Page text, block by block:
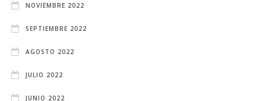
NOVIEMBRE 2022
SEPTIEMBRE 2022
AGOSTO 2022
JULIO 2022
JUNIO 2022